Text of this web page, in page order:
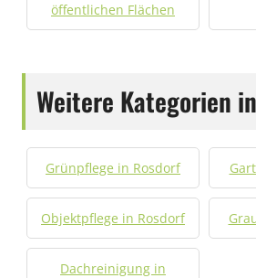
öffentlichen Flächen
Weitere Kategorien
Grünpflege in Rosdorf
Objektpflege in Rosdorf
Dachreinigung in